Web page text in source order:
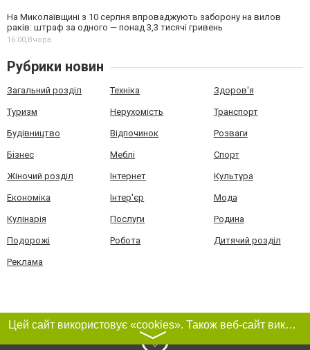
На Миколаївщині з 10 серпня впроваджують заборону на вилов
раків: штраф за одного — понад 3,3 тисячі гривень
16:00,Вчора
Рубрики новин
Загальний розділ Техніка Здоров'я
Туризм Нерухомість Транспорт
Будівництво Відпочинок Розваги
Бізнес Меблі Спорт
Жіночий розділ Інтернет Культура
Економіка Інтер'єр Мода
Кулінарія Послуги Родина
Подорожі Робота Дитячий розділ
Реклама
Цей сайт використовує «cookies». Також веб-сайт використовує інтернет-сервіс для збору технічних даних стосовно відвідувачів з метою отримання маркетингової та статистичної інформації. Умови обробки даних відвідувачів сайту див.
〉